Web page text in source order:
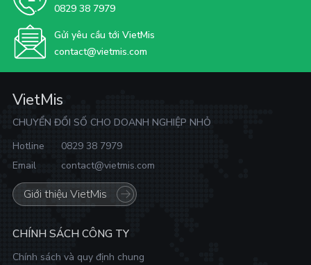
0829 38 7979
Gửi yêu cầu tới VietMis
contact@vietmis.com
VietMis
CHUYỂN ĐỔI SỐ CHO DOANH NGHIỆP NHỎ
Hotline
0829 38 7979
Email
contact@vietmis.com
Giới thiệu VietMis
CHÍNH SÁCH CÔNG TY
Chính sách và quy định chung